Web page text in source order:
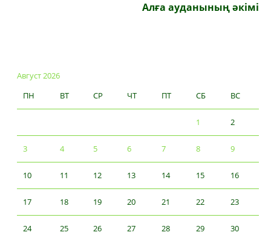
Алға ауданының әкімі
Август 2026
ПН
ВТ СР ЧТ ПТ СБ ВС
1 2
3 4 5 6 7 8 9
10 11 12 13 14 15 16
17 18 19 20 21 22 23
24 25 26 27 28 29 30